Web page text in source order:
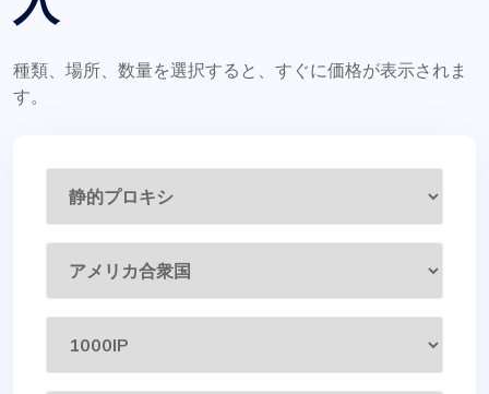
種類、場所、数量を選択すると、すぐに価格が表示されま
す。